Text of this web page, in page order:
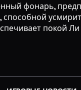
фонарь,
покой